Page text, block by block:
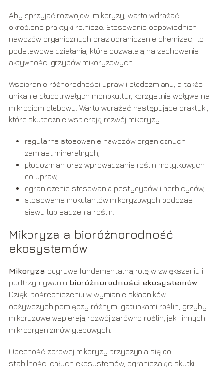
Aby sprzyjać rozwojowi mikoryzy, warto wdrażać
określone praktyki rolnicze. Stosowanie odpowiednich
nawozów organicznych oraz ograniczenie chemizacji to
podstawowe działania, które pozwalają na zachowanie
aktywności grzybów mikoryzowych.
Wspieranie różnorodności upraw i płodozmianu, a także
unikanie długotrwałych monokultur, korzystnie wpływa na
mikrobiom glebowy. Warto wdrażać następujące praktyki,
które skutecznie wspierają rozwój mikoryzy:
regularne stosowanie nawozów organicznych
zamiast mineralnych,
płodozmian oraz wprowadzanie roślin motylkowych
do upraw,
ograniczenie stosowania pestycydów i herbicydów,
stosowanie inokulantów mikoryzowych podczas
siewu lub sadzenia roślin.
Mikoryza a bioróżnorodność
ekosystemów
Mikoryza odgrywa fundamentalną rolę w zwiększaniu i
podtrzymywaniu bioróżnorodności ekosystemów.
Dzięki pośredniczeniu w wymianie składników
odżywczych pomiędzy różnymi gatunkami roślin, grzyby
mikoryzowe wspierają rozwój zarówno roślin, jak i innych
mikroorganizmów glebowych.
Obecność zdrowej mikoryzy przyczynia się do
stabilności całych ekosystemów, ograniczając skutki